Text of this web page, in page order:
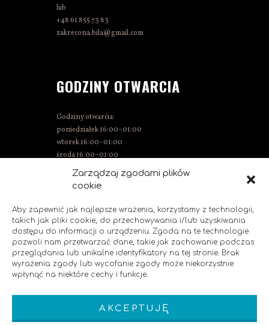
Zarządzaj zgodami plików
cookie
Aby zapewnić jak najlepsze wrażenia, korzystamy z technologii,
takich jak pliki cookie, do przechowywania i/lub uzyskiwania
dostępu do informacji o urządzeniu. Zgoda na te technologie
pozwoli nam przetwarzać dane, takie jak zachowanie podczas
przeglądania lub unikalne identyfikatory na tej stronie. Brak
wyrażenia zgody lub wycofanie zgody może niekorzystnie
wpłynąć na niektóre cechy i funkcje.
AKCEPTUJĘ
lub
+48 61 855 73 83
zakrecona.bila@gmail.com
GODZINY OTWARCIA
Godziny otwarcia:
poniedziałek 16:00–01:00
wtorek 16:00–01:00
środa 16:00–01:00
czwartek 15:00–01:00
piątek 15:00–02:00
niedziela 14:00–00:00
SOCIAL MEDIA